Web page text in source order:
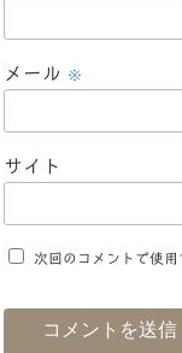
メール ※
サイト
次回のコメントで使